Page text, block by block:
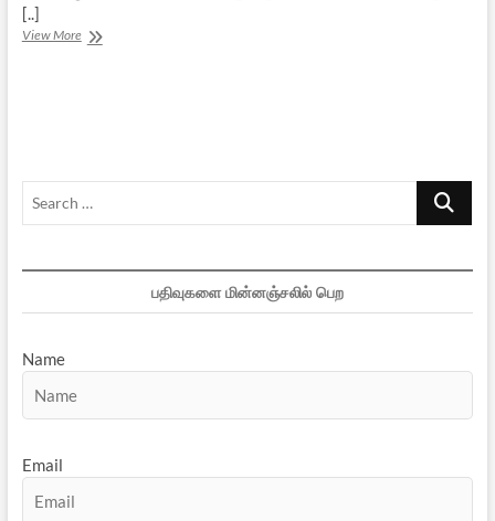
[..]
View Moreரமணரின்
Search
பதிவுகளை மின்னஞ்சலில் பெற
Name
Email